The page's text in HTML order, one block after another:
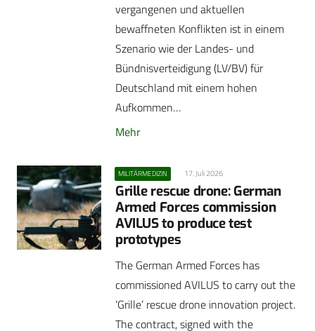
vergangenen und aktuellen
bewaffneten Konflikten ist in einem
Szenario wie der Landes- und
Bündnisverteidigung (LV/BV) für
Deutschland mit einem hohen
Aufkommen…
Mehr
MILITÄRMEDIZIN 17. Juli 2026
Grille rescue drone: German
Armed Forces commission
AVILUS to produce test
prototypes
The German Armed Forces has
commissioned AVILUS to carry out the
‘Grille’ rescue drone innovation project.
The contract, signed with the